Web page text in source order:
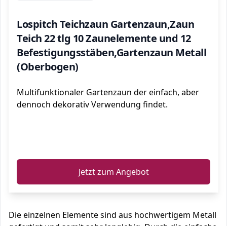
Lospitch Teichzaun Gartenzaun,Zaun
Teich 22 tlg 10 Zaunelemente und 12
Befestigungsstäben,Gartenzaun Metall
(Oberbogen)
Multifunktionaler Gartenzaun der einfach, aber
dennoch dekorativ Verwendung findet.
Jetzt zum Angebot
Die einzelnen Elemente sind aus hochwertigem Metall